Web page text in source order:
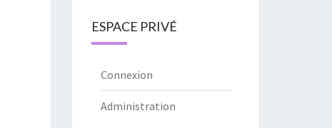
ESPACE PRIVÉ
Connexion
Administration